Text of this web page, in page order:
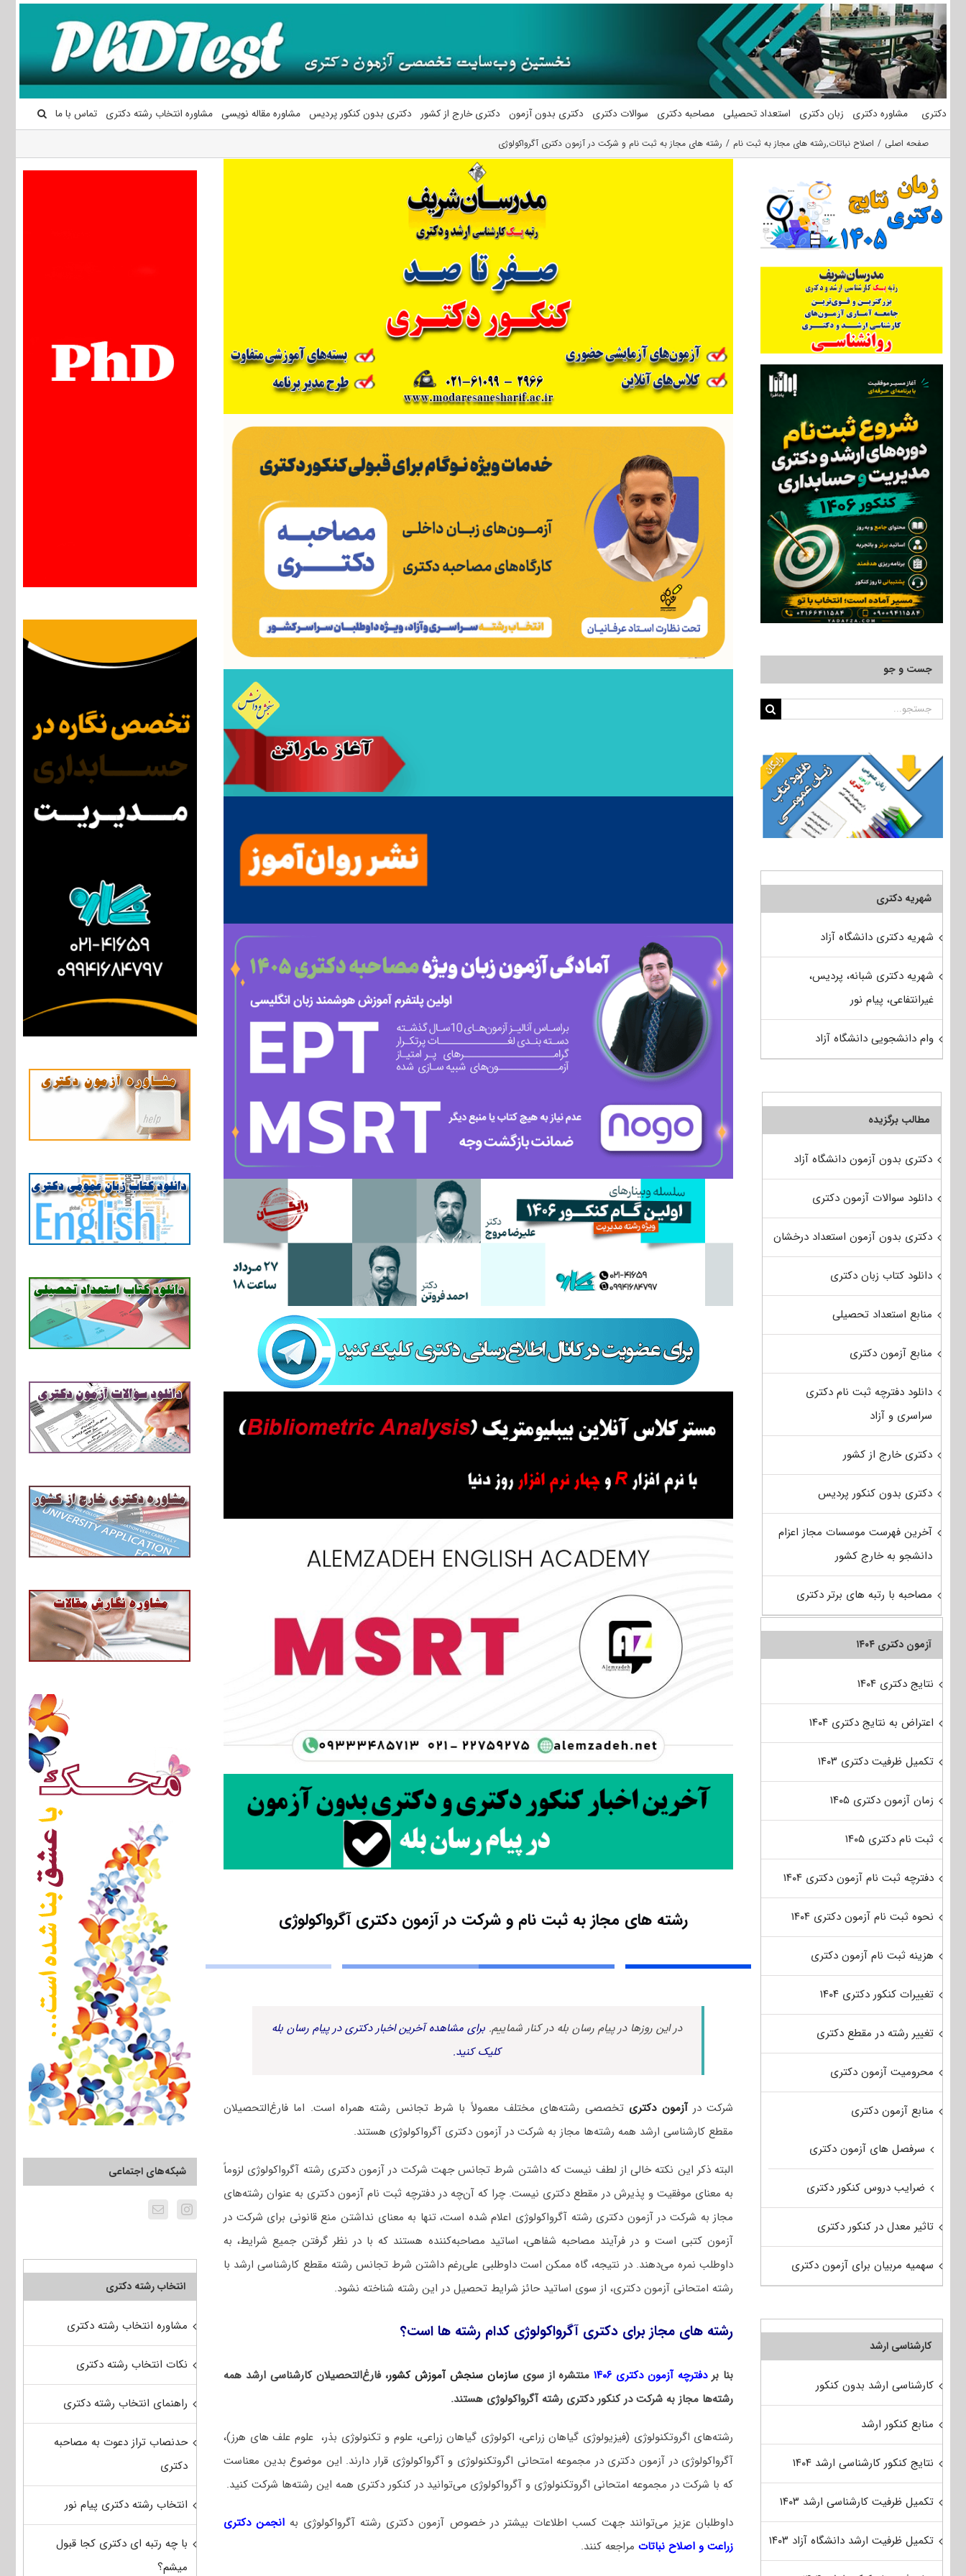
محتوا
دکتری مشاوره دکتری زبان دکتری استعداد تحصیلی مصاحبه دکتری سوالات دکتری دکتری بدون آزمون دکتری خارج از کشور دکتری بدون کنکور پردیس مشاوره مقاله نویسی مشاوره انتخاب رشته دکتری تماس با ما
صفحه اصلی اصلاح نباتات,رشته های مجاز به ثبت نام رشته های مجاز به ثبت نام و شرکت در آزمون دکتری آگرواکولوژی
رشته های مجاز به ثبت نام و شرکت در آزمون دکتری آگرواکولوژی
در این روزها در پیام رسان بله در کنار شماییم. برای مشاهده آخرین اخبار دکتری در پیام رسان بله
کلیک کنید.
شرکت درآزمون دکتری تخصصی رشته‌های مختلف معمولاً با شرط تجانس رشته همراه است. اما فارغ‌التحصیلان
مقطع کارشناسی ارشد همه رشته‌ها مجاز به شرکت در آزمون دکتری آگرواکولوژی هستند.
البته ذکر این نکته خالی از لطف نیست که داشتن شرط تجانس جهت شرکت در آزمون دکتری رشته آگرواکولوژی لزوماً
به معنای موفقیت و پذیرش در مقطع دکتری نیست. چرا که آن‌چه در دفترچه ثبت نام آزمون دکتری به عنوان رشته‌های
مجاز به شرکت در آزمون دکتری رشته آگرواکولوژی اعلام شده است، تنها به معنای نداشتن منع قانونی برای شرکت در
آزمون کتبی است و در فرآیند مصاحبه شفاهی، اساتید مصاحبه‌کننده هستند که با در نظر گرفتن جمیع شرایط، به
داوطلب نمره می‌دهند. در نتیجه، گاه ممکن است داوطلبی علی‌رغم داشتن شرط تجانس رشته مقطع کارشناسی ارشد با
رشته امتحانی آزمون دکتری، از سوی اساتید حائز شرایط تحصیل در این رشته شناخته نشود.
رشته های مجاز برای دکتری آگرواکولوژی کدام رشته ها است؟
بنا بردفترچه آزمون دکتری ۱۴۰۶ منتشره از سویسازمان سنجش آموزش کشور، فارغ‌التحصیلان کارشناسی ارشد همه
رشته‌ها مجاز به شرکت در کنکور دکتری رشته آگرواکولوژی هستند.
رشته‌های اگروتکنولوژی (فیزیولوژی گیاهان زراعی، اکولوژی گیاهان زراعی، علوم و تکنولوژی بذر، علوم علف های هرز)،
آگرواکولوژی در آزمون دکتری در مجموعه امتحانی اگروتکنولوژی و آگرواکولوژی قرار دارند. این موضوع بدین معناست
که با شرکت در مجموعه امتحانی اگروتکنولوژی و آگرواکولوژی می‌توانید در کنکور دکتری همه این رشته‌ها شرکت کنید.
داوطلبان عزیز می‌توانند جهت کسب اطلاعات بیشتر در خصوص آزمون دکتری رشته آگرواکولوژی به انجمن دکتری
زراعت و اصلاح نباتات مراجعه کنند.
شبکه‌های اجتماعی
انتخاب رشته دکتری
مشاوره انتخاب رشته دکتری
نکات انتخاب رشته دکتری
راهنمای انتخاب رشته دکتری
حدنصاب تراز دعوت به مصاحبه
دکتری
انتخاب رشته دکتری پیام نور
با چه رتبه ای دکتری کجا قبول
میشم؟
جست و جو
جستجو
شهریه دکتری
شهریه دکتری دانشگاه آزاد
شهریه دکتری شبانه، پردیس،
غیرانتفاعی، پیام نور
وام دانشجویی دانشگاه آزاد
مطالب برگزیده
دکتری بدون آزمون دانشگاه آزاد
دانلود سوالات آزمون دکتری
دکتری بدون آزمون استعداد درخشان
دانلود کتاب زبان دکتری
منابع استعداد تحصیلی
منابع آزمون دکتری
دانلود دفترچه ثبت نام دکتری
سراسری و آزاد
دکتری خارج از کشور
دکتری بدون کنکور پردیس
آخرین فهرست موسسات مجاز اعزام
دانشجو به خارج کشور
مصاحبه با رتبه های برتر دکتری
آزمون دکتری ۱۴۰۴
نتایج دکتری ۱۴۰۴
اعتراض به نتایج دکتری ۱۴۰۴
تکمیل ظرفیت دکتری ۱۴۰۳
زمان آزمون دکتری ۱۴۰۵
ثبت نام دکتری ۱۴۰۵
دفترچه ثبت نام آزمون دکتری ۱۴۰۴
نحوه ثبت نام آزمون دکتری ۱۴۰۴
هزینه ثبت نام آزمون دکتری
تغییرات کنکور دکتری ۱۴۰۴
تغییر رشته در مقطع دکتری
محرومیت آزمون دکتری
منابع آزمون دکتری
سرفصل های آزمون دکتری
ضرایب دروس کنکور دکتری
تاثیر معدل در کنکور دکتری
سهمیه مربیان برای آزمون دکتری
کارشناسی ارشد
کارشناسی ارشد بدون کنکور
منابع کنکور ارشد
نتایج کنکور کارشناسی ارشد ۱۴۰۴
تکمیل ظرفیت کارشناسی ارشد ۱۴۰۳
تکمیل ظرفیت ارشد دانشگاه آزاد ۱۴۰۳